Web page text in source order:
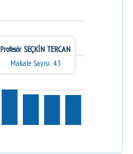
Profesör SEÇKİN TERCAN
Makale Sayısı: 43